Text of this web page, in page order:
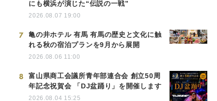
にも横浜が演じた“伝説の一戦”
2026.08.07 19:00
7
亀の井ホテル 有馬 有馬の歴史と文化に触
れる秋の宿泊プランを9月から展開
2026.08.06 11:00
8
富山県商工会議所青年部連合会 創立50周
年記念祝賀会 「DJ盆踊り」を開催します
2026.08.04 15:25